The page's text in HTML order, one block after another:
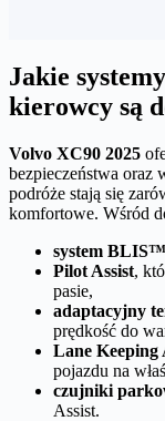
Jakie
kierowcy są
Volvo XC90 2025
bezpieczeństwa oraz
podróże stają się
komfortowe. Wśród
system BLIS™
Pilot Assist,
pasie,
adaptacyjny
prędkość do
Lane Keeping
pojazdu na
czujniki
Assist.